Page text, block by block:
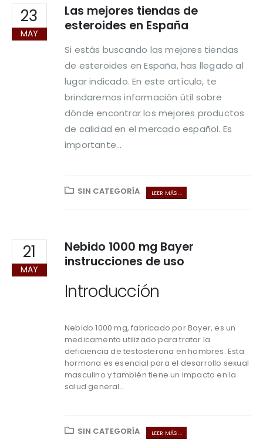
23
MAY
Las mejores tiendas de
esteroides en España
Si estás buscando las mejores tiendas
de esteroides en España, has llegado al
lugar indicado. En este artículo, te
brindaremos información útil sobre
dónde encontrar los mejores productos
de calidad en el mercado español. Es
importante...
SIN CATEGORÍA LEER MÁS ...
21
MAY
Nebido 1000 mg Bayer
instrucciones de uso
Introducción
Nebido 1000 mg, fabricado por Bayer, es un
medicamento utilizado para tratar la
deficiencia de testosterona en hombres. Esta
hormona es esencial para el desarrollo sexual
masculino y también tiene un impacto en la
salud general...
SIN CATEGORÍA LEER MÁS ...